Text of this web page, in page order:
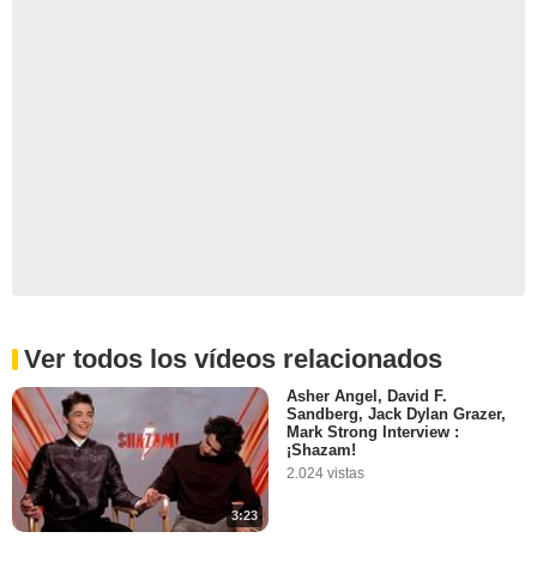
Ver todos los vídeos relacionados
3:23
Asher Angel, David F.
Sandberg, Jack Dylan Grazer,
Mark Strong Interview :
¡Shazam!
2.024 vistas